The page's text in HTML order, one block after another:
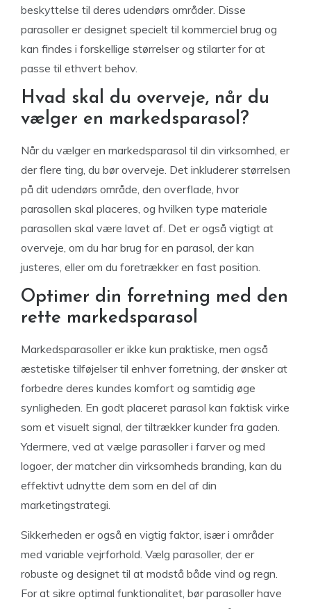
beskyttelse til deres udendørs områder. Disse
parasoller er designet specielt til kommerciel brug og
kan findes i forskellige størrelser og stilarter for at
passe til ethvert behov.
Hvad skal du overveje, når du
vælger en markedsparasol?
Når du vælger en markedsparasol til din virksomhed, er
der flere ting, du bør overveje. Det inkluderer størrelsen
på dit udendørs område, den overflade, hvor
parasollen skal placeres, og hvilken type materiale
parasollen skal være lavet af. Det er også vigtigt at
overveje, om du har brug for en parasol, der kan
justeres, eller om du foretrækker en fast position.
Optimer din forretning med den
rette markedsparasol
Markedsparasoller er ikke kun praktiske, men også
æstetiske tilføjelser til enhver forretning, der ønsker at
forbedre deres kundes komfort og samtidig øge
synligheden. En godt placeret parasol kan faktisk virke
som et visuelt signal, der tiltrækker kunder fra gaden.
Ydermere, ved at vælge parasoller i farver og med
logoer, der matcher din virksomheds branding, kan du
effektivt udnytte dem som en del af din
marketingstrategi.
Sikkerheden er også en vigtig faktor, især i områder
med variable vejrforhold. Vælg parasoller, der er
robuste og designet til at modstå både vind og regn.
For at sikre optimal funktionalitet, bør parasoller have